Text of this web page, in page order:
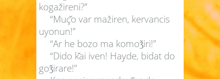
kogažireni?”
“Muço var mažiren, kervancis
uyonun!”
“Ar he bozo ma komoǯiri!”
“Dido kai iven! Hayde, bidat do
goǯirare!”